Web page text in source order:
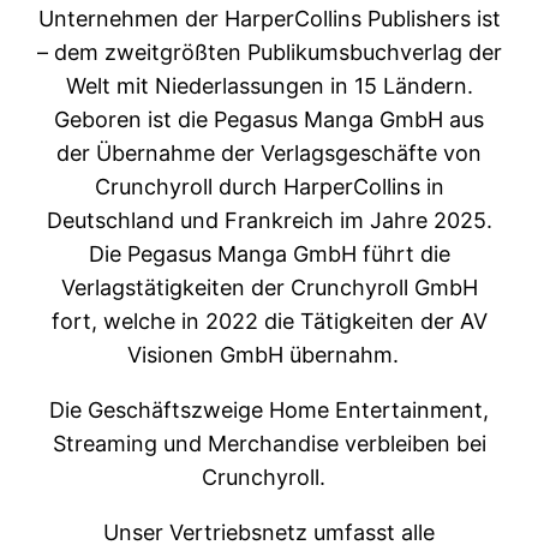
Unternehmen der HarperCollins Publishers ist
– dem zweitgrößten Publikumsbuchverlag der
Welt mit Niederlassungen in 15 Ländern.
Geboren ist die Pegasus Manga GmbH aus
der Übernahme der Verlagsgeschäfte von
Crunchyroll durch HarperCollins in
Deutschland und Frankreich im Jahre 2025.
Die Pegasus Manga GmbH führt die
Verlagstätigkeiten der Crunchyroll GmbH
fort, welche in 2022 die Tätigkeiten der AV
Visionen GmbH übernahm.
Die Geschäftszweige Home Entertainment,
Streaming und Merchandise verbleiben bei
Crunchyroll.
Unser Vertriebsnetz umfasst alle